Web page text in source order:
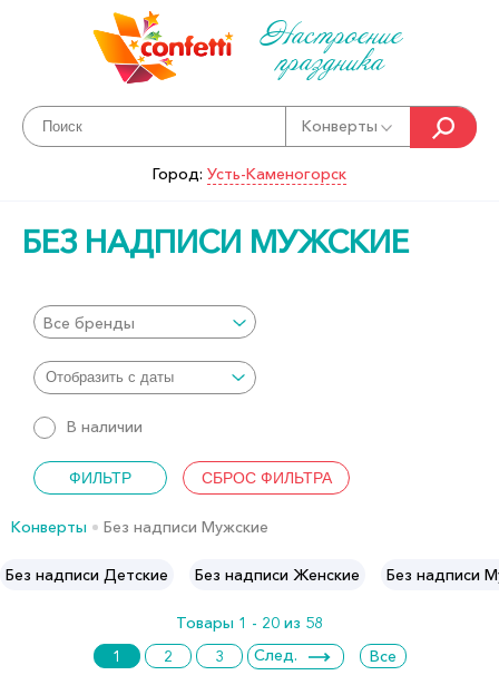
Настроение
праздника
Конверты
Город: Усть-Каменогорск
БЕЗ НАДПИСИ МУЖСКИЕ
Все бренды
В наличии
Конверты Без надписи Мужские
Без надписи Детские Без надписи Женские Без надписи
Товары 1 - 20 из 58
1
2 3 След. Все